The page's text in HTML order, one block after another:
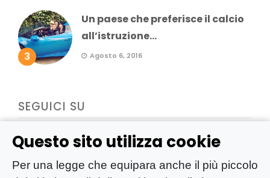
Questo sito utilizza cookie
Per una legge che equipara anche il più piccolo
3
Un paese che preferisce il calcio
all’istruzione...
Agosto 6, 2016
SEGUICI SU